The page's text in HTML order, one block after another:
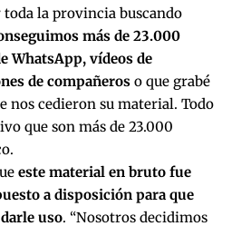
la provincia buscando
más de 23.000
WhatsApp, vídeos de
de compañeros o que grabé
nos cedieron su material. Todo
que son más de 23.000
este material en bruto fue
a disposición para que
uso. “Nosotros decidimos